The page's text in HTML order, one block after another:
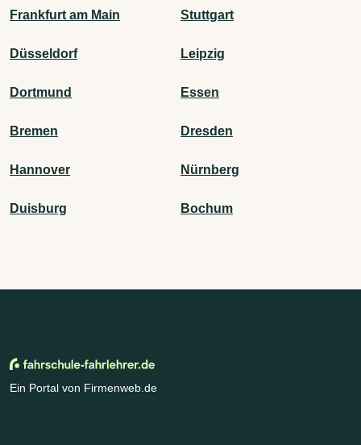
Frankfurt am Main Stuttgart
Düsseldorf Leipzig
Dortmund Essen
Bremen Dresden
Hannover Nürnberg
Duisburg Bochum
Ein Portal von Firmenweb.de